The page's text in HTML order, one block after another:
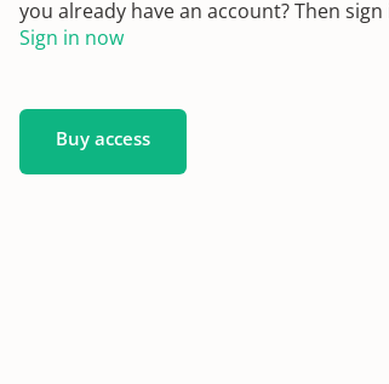
you already have an account? Then
Sign in now
Buy access